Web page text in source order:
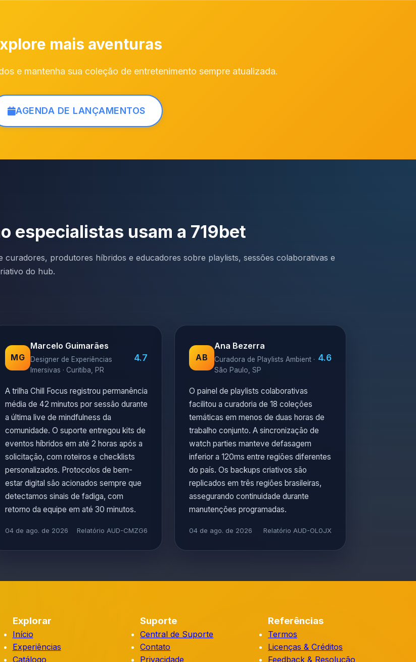
mais aventuras
e mantenha sua coleção de entretenimento sempre atualizada.
AGENDA DE LANÇAMENTOS
especialistas usam a 719bet
curadores, produtores híbridos e educadores sobre playlists, sessões colaborativas e
do hub.
MG
Marcelo Guimarães
Designer de Experiências
Imersivas · Curitiba, PR
4.7
A trilha Chill Focus registrou permanência
média de 42 minutos por sessão durante
a última live de mindfulness da
comunidade. O suporte entregou kits de
eventos híbridos em até 2 horas após a
solicitação, com roteiros e checklists
personalizados. Protocolos de bem-
estar digital são acionados sempre que
detectamos sinais de fadiga, com
retorno da equipe em até 30 minutos.
04 de ago. de 2026 Relatório AUD-CMZG6
AB
Ana Bezerra
Curadora de Playlists Ambient ·
São Paulo, SP
4.6
O painel de playlists colaborativas
facilitou a curadoria de 18 coleções
temáticas em menos de duas horas de
trabalho conjunto. A sincronização de
watch parties manteve defasagem
inferior a 120ms entre regiões diferentes
do país. Os backups criativos são
replicados em três regiões brasileiras,
assegurando continuidade durante
manutenções programadas.
04 de ago. de 2026 Relatório AUD-OL0JX
Explorar
Início
Experiências
Catálogo
Suporte
Central de Suporte
Contato
Privacidade
Referências
Termos
Licenças & Créditos
Feedback & Resolução